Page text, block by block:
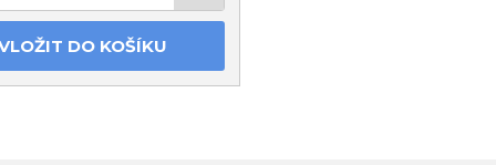
DO KOŠÍKU